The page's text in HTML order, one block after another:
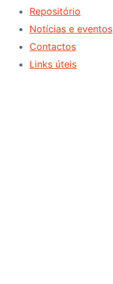
Repositório
Notícias e eventos
Contactos
Links úteis